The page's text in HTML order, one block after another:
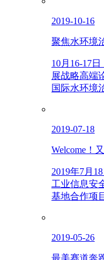
2019-10-16
聚焦水环境
10月16-17
展战略高端
国际水环境
2019-07-18
Welcome！
2019年7月
工业信息安
基地合作项
2019-05-26
最美赛道奔